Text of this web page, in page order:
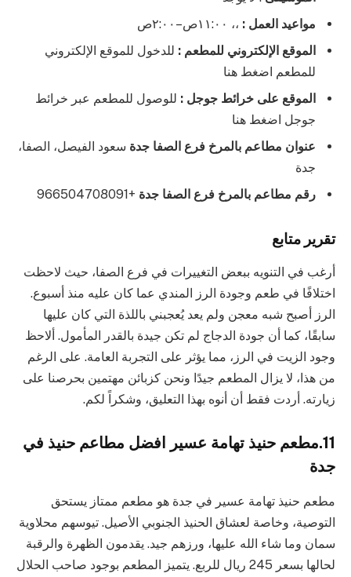
مواعيد العمل : ،، ١١:٠٠ص–٢:٠٠ص
الموقع الإلكتروني للمطعم : للدخول للموقع الإلكتروني
للمطعم اضغط هنا
الموقع على خرائط جوجل : للوصول للمطعم عبر خرائط
جوجل اضغط هنا
عنوان مطاعم بالمرخ فرع الصفا جدة سعود الفيصل، الصفا،
جدة
رقم مطاعم بالمرخ فرع الصفا جدة +966504708091
تقرير متابع
أرغب في التنويه ببعض التغييرات في فرع الصفا، حيث لاحظت
اختلافًا في طعم وجودة الرز المندي عما كان عليه منذ أسبوع.
الرز أصبح شبه معجن ولم يعد يُعجبني باللذة التي كان عليها
سابقًا، كما أن جودة الدجاج لم تكن جيدة بالقدر المأمول. ألاحظ
وجود الزيت في الرز، مما يؤثر على التجربة العامة. على الرغم
من هذا، لا يزال المطعم جيدًا ونحن كزبائن مهتمين بحرصنا على
زيارته. أردت فقط أن أنوه بهذا التعليق، وشكراً لكم.
11.مطعم حنيذ تهامة عسير افضل مطاعم حنيذ في
جدة
مطعم حنيذ تهامة عسير في جدة هو مطعم ممتاز يستحق
التوصية، وخاصة لعشاق الحنيذ الجنوبي الأصيل. تيوسهم محلاوية
سمان وما شاء الله عليها، ورزهم جيد. يقدمون الظهرة والرقبة
لحالها بسعر 245 ريال للربع. يتميز المطعم بوجود صاحب الحلال